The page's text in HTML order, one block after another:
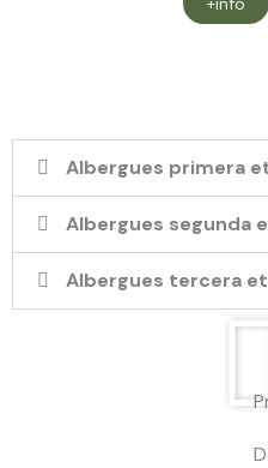
Albergues primera
Albergues segunda
Albergues tercera